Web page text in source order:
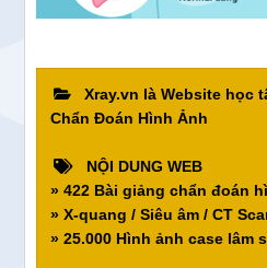
Xray.vn là Website học
Chẩn Đoán Hình Ảnh
NỘI DUNG WEB
» 422 Bài giảng chẩn đoán
» X-quang / Siêu âm / CT
» 25.000 Hình ảnh case lâm